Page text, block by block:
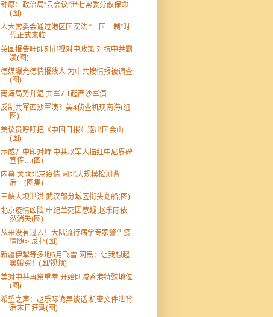
钟原：政治局“云会议”泄七常委分散保命
(图)
人大常委会通过港区国安法 “一国一制”时
代正式来临
英国报告吁即刻审视对中政策 对抗中共霸
凌(图)
德媒曝光德情报线人 为中共搜情报被调查
(图)
南海局势升温 共军7.1起西沙军演
反制共军西沙军演？美4侦查机现南海(组
图)
美议员呼吁把《中国日报》逐出国会山
(图)
示威？中印对峙 中共以军人描红中尼界碑
宣传…(图)
内幕 关联北京疫情 河北大规模检测背
后…(图集)
三峡大坝泄洪 武汉部分城区街头划船(图)
北京疫情凶险 申纪兰死因惹疑 赵乐际依
然消失(图)
从来没有过去！大陆流行病学专家警告疫
情随时反扑(图)
新疆伊犁等多地6月飞雪 网民：让我想起
窦娥冤！(图/视频)
美对中共再祭重拳 开始削减香港特殊地位
(图)
希望之声：赵乐际诡异谈话 机密文件泄背
后末日狂潮(图)